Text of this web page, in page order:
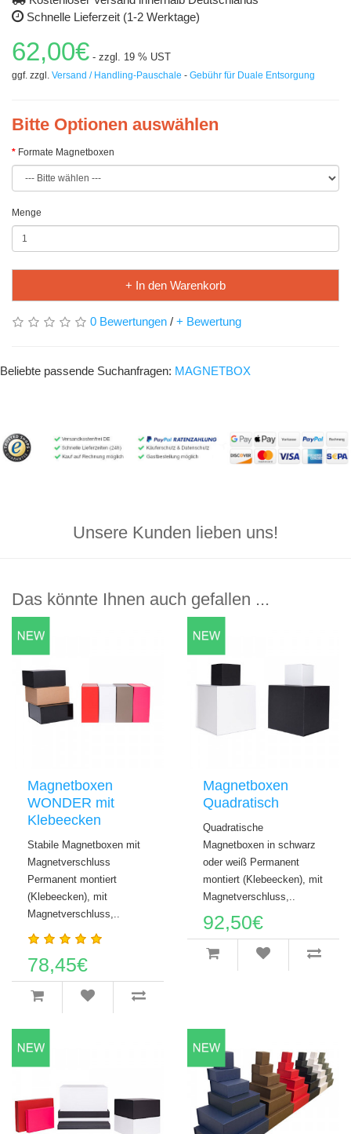
Schnelle Lieferzeit (1-2 Werktage)
62,00€ - zzgl. 19 % UST
ggf. zzgl. Versand / Handling-Pauschale - Gebühr für Duale Entsorgung
Bitte Optionen auswählen
Formate Magnetboxen
Menge
+ In den Warenkorb
0 Bewertungen / + Bewertung
Beliebte passende Suchanfragen: MAGNETBOX
Unsere Kunden lieben uns!
Das könnte Ihnen auch gefallen ...
Magnetboxen
WONDER mit
Klebeecken
Stabile Magnetboxen mit
Magnetverschluss
Permanent montiert
(Klebeecken), mit
Magnetverschluss,..
78,45€
Magnetboxen
Quadratisch
Quadratische
Magnetboxen in schwarz
oder weiß Permanent
montiert (Klebeecken), mit
Magnetverschluss,..
92,50€